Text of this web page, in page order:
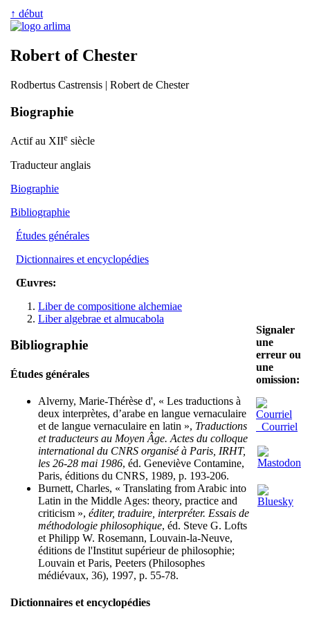
↑ début
Robert of Chester
Rodbertus Castrensis | Robert de Chester
Biographie
Actif au XIIe siècle
Traducteur anglais
Biographie
Bibliographie
Études générales
Dictionnaires et encyclopédies
Œuvres:
Liber de compositione alchemiae
Liber algebrae et almucabola
Bibliographie
Études générales
Alverny, Marie-Thérèse d', « Les traductions à
deux interprètes, d’arabe en langue vernaculaire
et de langue vernaculaire en latin », Traductions
et traducteurs au Moyen Âge. Actes du colloque
international du CNRS organisé à Paris, IRHT,
les 26-28 mai 1986, éd. Geneviève Contamine,
Paris, éditions du CNRS, 1989, p. 193-206.
Burnett, Charles, « Translating from Arabic into
Latin in the Middle Ages: theory, practice and
criticism », éditer, traduire, interpréter. Essais de
méthodologie philosophique, éd. Steve G. Lofts
et Philipp W. Rosemann, Louvain-la-Neuve,
éditions de l'Institut supérieur de philosophie;
Louvain et Paris, Peeters (Philosophes
médiévaux, 36), 1997, p. 55-78.
Dictionnaires et encyclopédies
Signaler
une
erreur ou
une
omission:
Courriel